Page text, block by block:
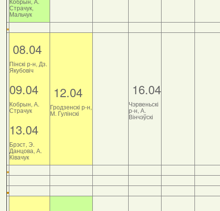
Страчук,
Мальчук
08.04
Пінскі р-н, Дз.
Якубовіч
09.04
Кобрын, А.
Страчук
13.04
Брэст, Э.
Данцова, А.
Ківачук
12.04
Гродзенскі р-н,
М. Гулінскі
16.04
Чэрвеньскі
р-н, А.
Вінчэўскі